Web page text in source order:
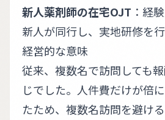
新人薬剤師の在宅OJT ：経
新人が同行し、実地研修を
経営的な意味
従来、複数名で訪問しても
じでした。人件費だけが倍
たため、複数名訪問を避け